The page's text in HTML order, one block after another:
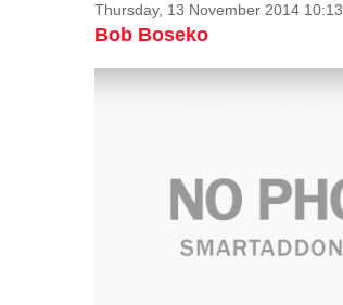
Thursday, 13 November 2014 10:13
Bob Boseko